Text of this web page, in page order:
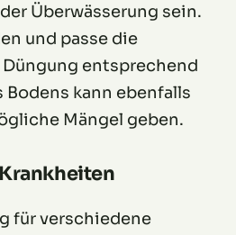
Überwässerung sein.
und passe die
entsprechend
Bodens kann ebenfalls
Mängel geben.
für verschiedene